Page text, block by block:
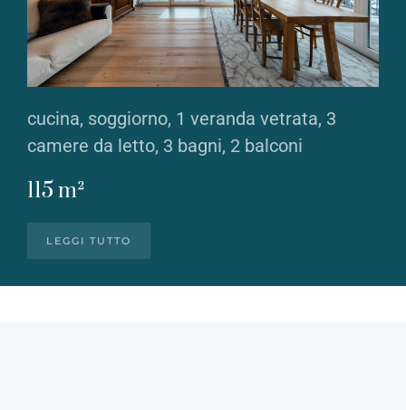
cucina, soggiorno, 1 veranda vetrata, 3
camere da letto, 3 bagni, 2 balconi
115 m²
LEGGI TUTTO